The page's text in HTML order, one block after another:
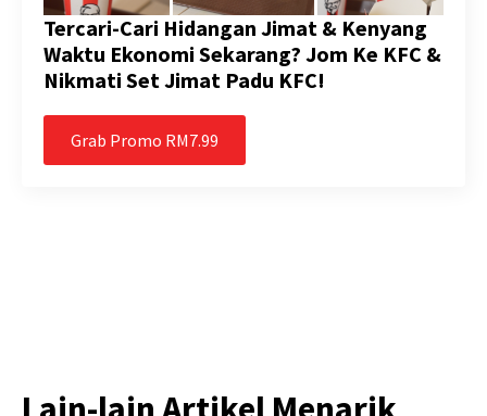
Tercari-Cari Hidangan Jimat & Kenyang
Waktu Ekonomi Sekarang? Jom Ke KFC &
Nikmati Set Jimat Padu KFC!
Grab Promo RM7.99